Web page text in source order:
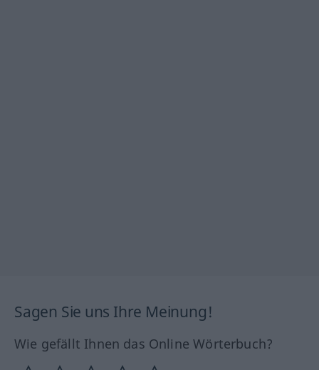
Sagen Sie uns Ihre Meinung!
Wie gefällt Ihnen das Online Wörterbuch?